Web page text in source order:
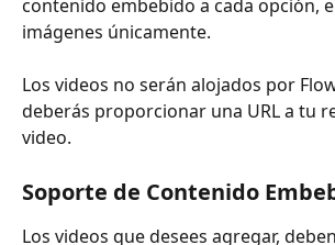
contenido embebido a cada opción,
imágenes únicamente.
Los videos no serán alojados por
deberás proporcionar una URL a tu
video.
Soporte de Contenido
Los videos que desees agregar,